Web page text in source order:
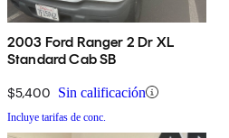
2003 Ford Ranger 2 Dr XL
Standard Cab SB
$5,400 Sin calificación
Incluye tarifas de conc.